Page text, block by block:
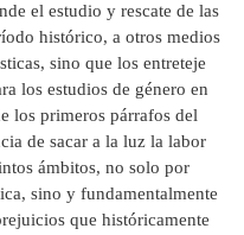
el estudio y rescate de las
histórico, a otros medios
sino que los entreteje
los estudios de género en
los primeros párrafos del
de sacar a la luz la labor
ámbitos, no solo por
sino y fundamentalmente
que históricamente